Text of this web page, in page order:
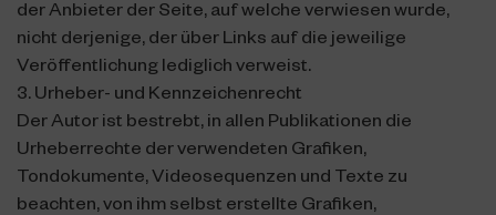
der Anbieter der Seite, auf welche verwiesen wurde,
nicht derjenige, der über Links auf die jeweilige
Veröffentlichung lediglich verweist.
3. Urheber- und Kennzeichenrecht
Der Autor ist bestrebt, in allen Publikationen die
Urheberrechte der verwendeten Grafiken,
Tondokumente, Videosequenzen und Texte zu
beachten, von ihm selbst erstellte Grafiken,